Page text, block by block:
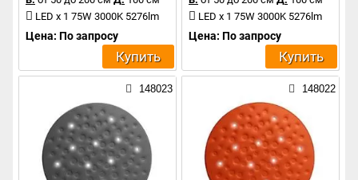
LED x 1 75W 3000K 5276lm
Цена: По запросу
Купить
LED x 1 75W 3000K 5276lm
Цена: По запросу
Купить
148023 148022